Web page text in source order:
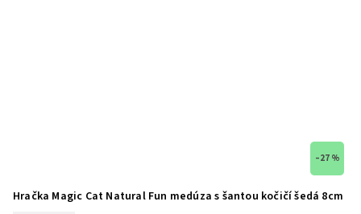
–27 %
Hračka Magic Cat Natural Fun medúza s šantou kočičí šedá 8cm